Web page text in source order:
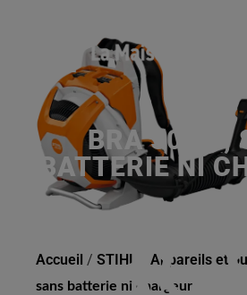
BRA 500 B,
BATTERIE NI
Accueil / STIHL Appareils et
sans batterie ni chargeur